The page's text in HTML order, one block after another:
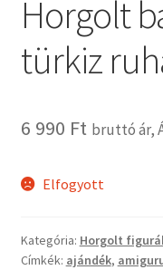
Vaganza
Webáruház
Horgolt
türkiz
6 990 Ft bruttó ár,
Elfogyott
Kategória: Horgolt
Címkék: ajándék,